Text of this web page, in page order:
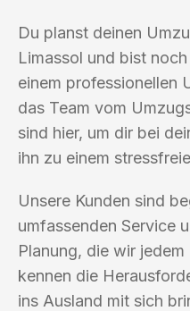
Du planst deinen
Limassol und bist
einem professionellen
das Team vom
sind hier, um dir bei
ihn zu einem
Unsere Kunden sind
umfassenden Service
Planung, die wir
kennen die
ins Ausland mit sich